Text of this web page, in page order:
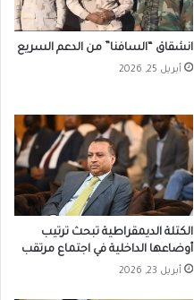
انشقاق “السافنا” من الدعم السريع
أبريل 25, 2026
الكتلة الديمقراطية تبحث ترتيب
أوضاعها الداخلية في اجتماع مرتقب
أبريل 23, 2026